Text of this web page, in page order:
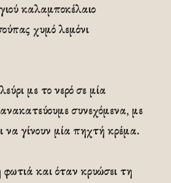
καλαμποκέλαιο
χυμό λεμόνι
με το νερό σε μία
συνεχόμενα, με
να γίνουν μία πηχτή κρέμα.
και όταν κρυώσει τη